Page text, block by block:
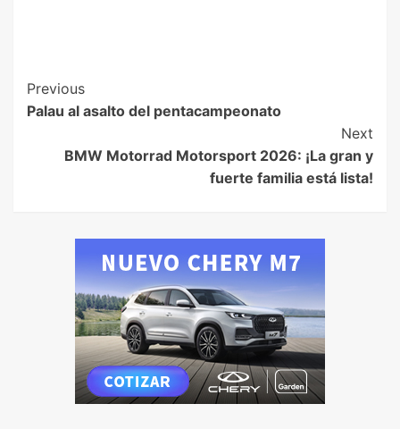
Previous
Palau al asalto del pentacampeonato
Next
BMW Motorrad Motorsport 2026: ¡La gran y
fuerte familia está lista!